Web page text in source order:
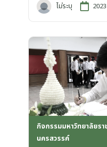
ไม่ระบุ
กิจกรรมมหาวิทยาลัยรา
นครสวรรค์